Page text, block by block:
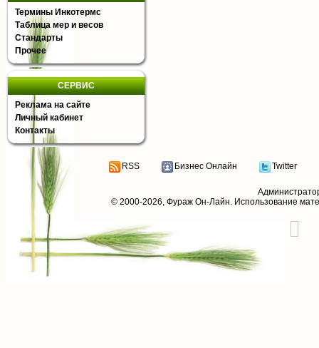
Термины Инкотермс
Таблица мер и весов
Стандарты
Прочее
СЕРВИС
Реклама на сайте
Личный кабинет
Контакты
RSS Бизнес Онлайн Twitter
© 2000-2026, Фураж Он-Лайн. Использование